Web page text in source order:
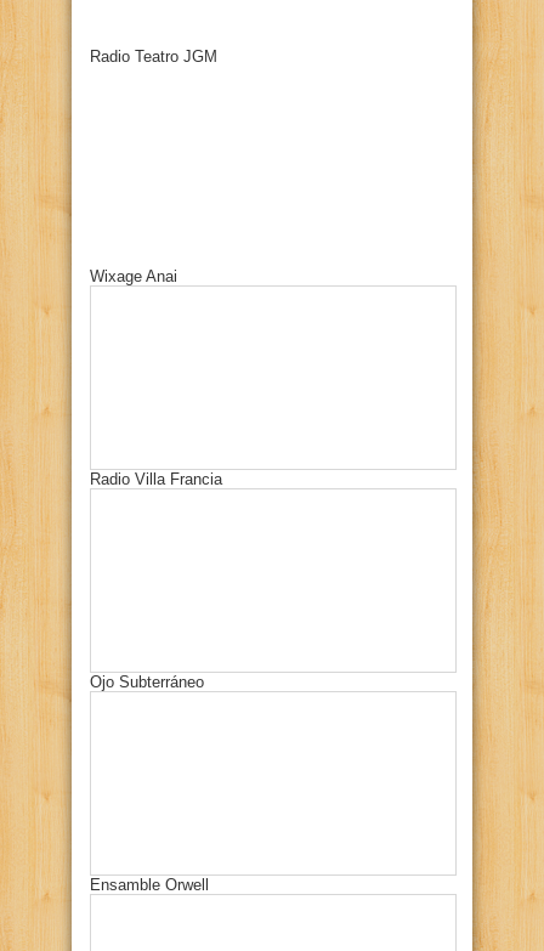
Radio Teatro JGM
Wixage Anai
Radio Villa Francia
Ojo Subterráneo
Ensamble Orwell